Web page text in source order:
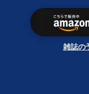
雑誌の